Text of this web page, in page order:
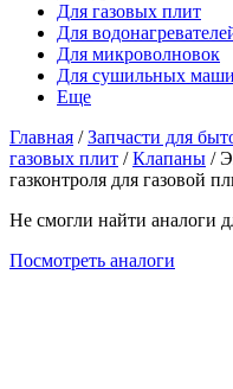
Для газовых плит
Для
Для микроволновок
Для сушильных
Еще
Главная /Запчасти для
газовых плит /Клапаны /
газконтроля для газовой
Не смогли найти аналоги
Посмотреть аналоги